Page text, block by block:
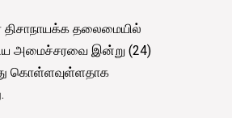
திசாநாயக்க தலைமையில்
அமைச்சரவை இன்று (24)
கொள்ளவுள்ளதாக